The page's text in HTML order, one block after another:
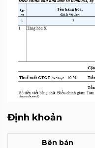
Định khoản
Bên bán